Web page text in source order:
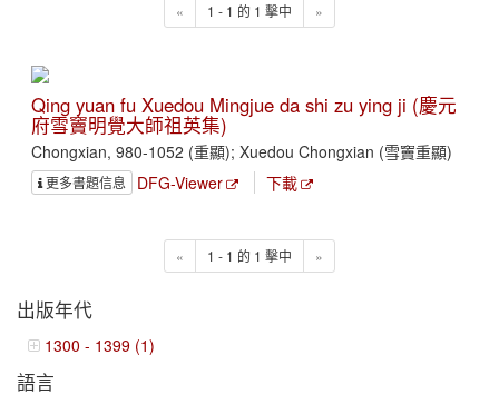
« 1 - 1 的 1 擊中 »
Qing yuan fu Xuedou Mingjue da shi zu ying ji (慶元
府雪竇明覺大師祖英集)
Chongxian, 980-1052 (重顯); Xuedou Chongxian (雪竇重顯)
更多書題信息 DFG-Viewer 下載
« 1 - 1 的 1 擊中 »
出版年代
1300 - 1399 (1)
語言